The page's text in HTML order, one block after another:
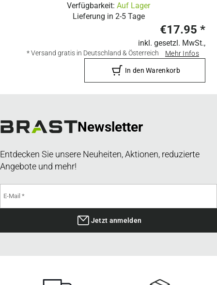
Verfügbarkeit: Auf Lager
Lieferung in 2-5 Tage
€17.95 *
inkl. gesetzl. MwSt.,
* Versand gratis in Deutschland & Österreich Mehr Infos
In den Warenkorb
Newsletter
Entdecken Sie unsere Neuheiten, Aktionen, reduzierte
Angebote und mehr!
Jetzt anmelden